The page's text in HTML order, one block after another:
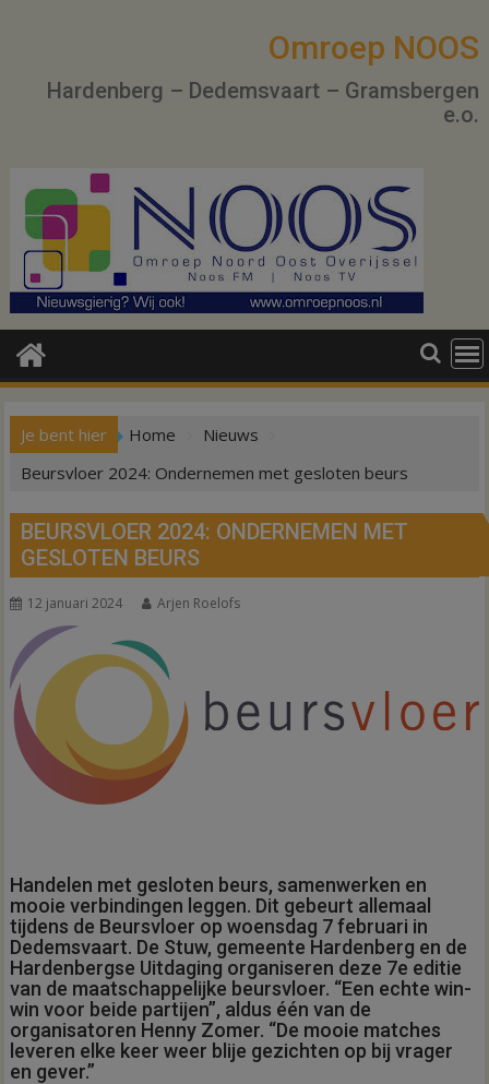
Omroep NOOS
Hardenberg – Dedemsvaart – Gramsbergen
e.o.
Je bent hier Home
Nieuws
Beursvloer 2024: Ondernemen met gesloten beurs
BEURSVLOER 2024: ONDERNEMEN MET
GESLOTEN BEURS
12 januari 2024 Arjen Roelofs
Handelen met gesloten beurs, samenwerken en
mooie verbindingen leggen. Dit gebeurt allemaal
tijdens de Beursvloer op woensdag 7 februari in
Dedemsvaart. De Stuw, gemeente Hardenberg en de
Hardenbergse Uitdaging organiseren deze 7e editie
van de maatschappelijke beursvloer. “Een echte win-
win voor beide partijen”, aldus één van de
organisatoren Henny Zomer. “De mooie matches
leveren elke keer weer blije gezichten op bij vrager
en gever.”